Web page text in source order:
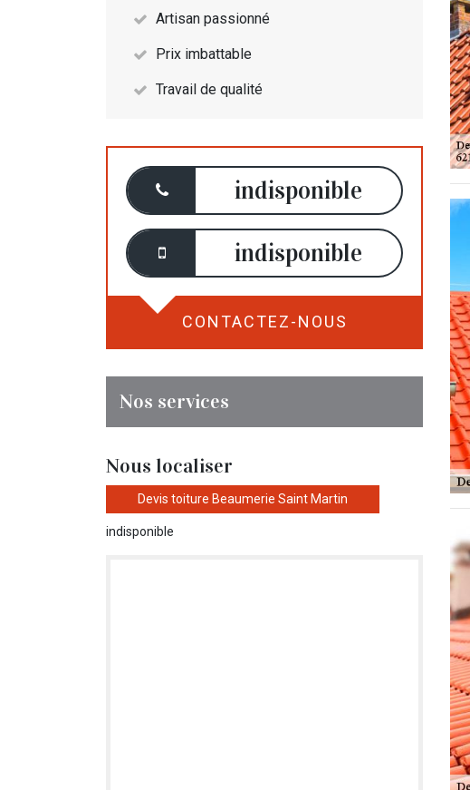
Artisan passionné
Prix imbattable
Travail de qualité
indisponible
indisponible
CONTACTEZ-NOUS
Nos services
Nous localiser
Devis toiture Beaumerie Saint Martin
indisponible